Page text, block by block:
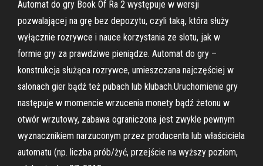
Automat do gry Book Of Ra 2 występuje w wersji
pozwalającej na grę bez depozytu, czyli taką, która służy
wyłącznie rozrywce i nauce korzystania ze slotu, jak w
formie gry za prawdziwe pieniądze. Automat do gry –
konstrukcja służąca rozrywce, umieszczana najczęściej w
salonach gier bądź też pubach lub klubach.Uruchomienie gry
następuje w momencie wrzucenia monety bądź żetonu w
otwór wrzutowy, zabawa ograniczona jest zwykle pewnym
wyznacznikiem narzuconym przez producenta lub właściciela
automatu (np. liczba prób/żyć, przejście na wyższy poziom,